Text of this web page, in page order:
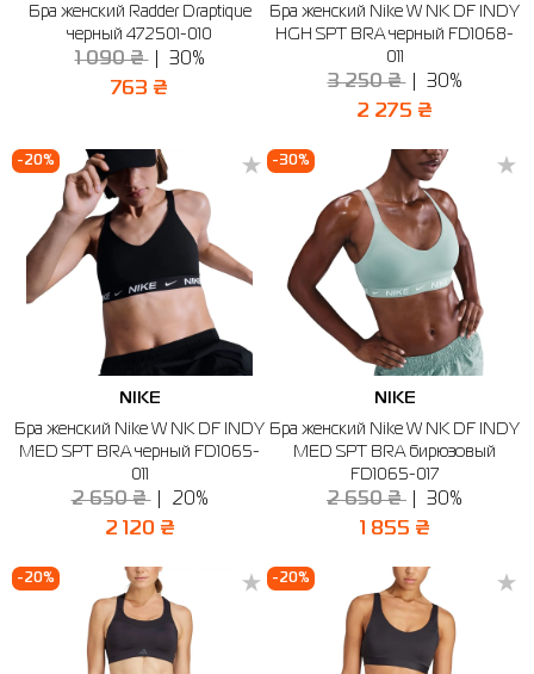
Бра женский Radder Draptique
черный 472501-010
1 090 ₴ 30%
763 ₴
Бра женский Nike W NK DF INDY
HGH SPT BRA черный FD1068-
011
3 250 ₴ 30%
2 275 ₴
-20%
NIKE
Бра женский Nike W NK DF INDY
MED SPT BRA черный FD1065-
011
2 650 ₴ 20%
2 120 ₴
-30%
NIKE
Бра женский Nike W NK DF INDY
MED SPT BRA бирюзовый
FD1065-017
2 650 ₴ 30%
1 855 ₴
-20% -20%